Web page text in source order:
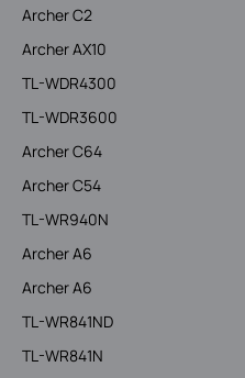
Archer C2
Archer AX10
TL-WDR4300
TL-WDR3600
Archer C64
Archer C54
TL-WR940N
Archer A6
Archer A6
TL-WR841ND
TL-WR841N